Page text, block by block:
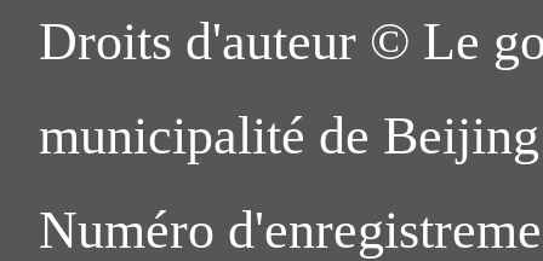
Droits d'auteur © Le
municipalité de
Numéro